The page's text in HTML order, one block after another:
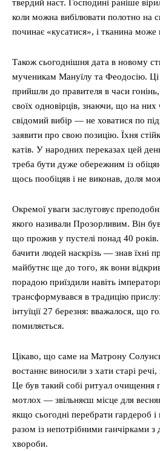
твердий наст. Господині раніше
коли можна вибілювати полотно на
починає «кусатися», і тканина може
Також сьогоднішня дата в новому
мученикам Мануїлу та Феодосію. Ці
прийшли до правителя в часи
своїх одновірців, знаючи, що на
свідомий вибір — не ховатися по
заявити про свою позицію. Їхня
катів. У народних переказах цей
треба бути дуже обережним із
щось пообіцяв і не виконав, доля
Окремої уваги заслуговує
якого називали Прозорливим. Він
що прожив у пустелі понад 40
бачити людей наскрізь — знав їхні
майбутнє ще до того, як вони
порадою приїздили навіть
трансформувався в традицію
інтуїції 27 березня: вважалося, що
помиляється.
Цікаво, що саме на Матрону
востаннє виносили з хати старі
Це був такий собі ритуал очищення
мотлох — звільняєш місце для
якщо сьогодні перебрати гардероб і
разом із непотрібними ганчірками з
хвороби.